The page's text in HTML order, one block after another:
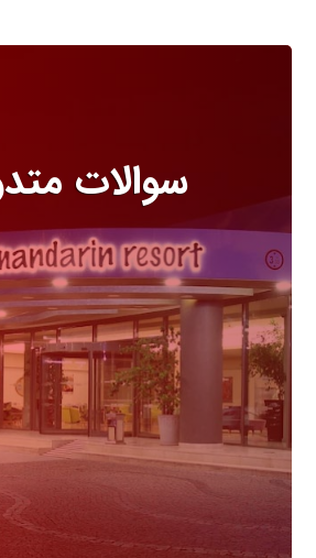
سوالات
مهمترین سوالاتی که
باید بدانید